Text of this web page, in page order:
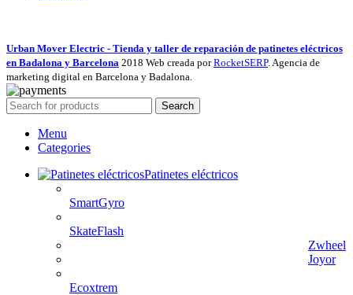
Urban Mover Electric - Tienda y taller de reparación de patinetes eléctricos
en Badalona y Barcelona 2018 Web creada porRocketSERP. Agencia de
marketing digital en Barcelona y Badalona.
Search
Menu
Categories
Patinetes eléctricos
SmartGyro
SkateFlash
Zwheel
Joyor
Ecoxtrem